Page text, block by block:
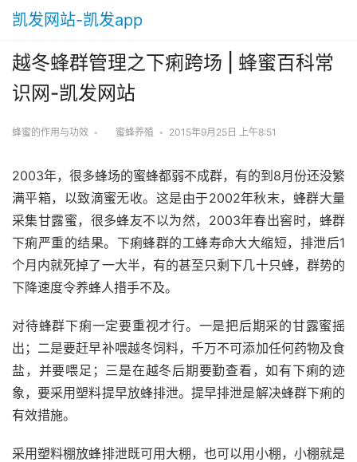
凯发网站-凯发app
越冬蜂群管理之下痢跨场 | 蜂蜜百科常
识网-凯发网站
蜂蜜的作用与功效 • 蜜蜂养殖 • 2015年9月25日 上午8:51
2003年，很多蜂场的蜜蜂都弱不成群，有的到8月份还没繁
满平箱，以致滴蜜无收。这是由于2002年秋末，蜂群大量
采集甘露蜜，很多蜂友不以为然，2003年春出窖时，蜂群
下痢严重的结果。下痢蜂群的工蜂寿命大大缩短，排泄后1
个月内就死掉了一大半，有的甚至只剩下几十只蜂，群势的
下降速度令养蜂人措手不及。
对待蜂群下痢一定要重视才行。一是把后期采的甘露蜜摇
出；二是要赶早补喂越冬饲料，千万不可添加任何药物及食
盐，并要喂足；三是在越冬后期要勤查看，如有下痢的迹
象，要采用塑料提早放蜂排泄。提早排泄是解决蜂群下痢的
有效措施。
采用塑料棚放蜂排泄既可用大棚，也可以用小棚，小棚就是